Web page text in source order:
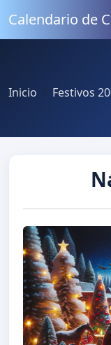
Calendario de
Inicio Festivos